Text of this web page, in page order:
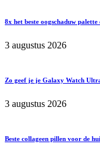
8x het beste oogschaduw palette
3 augustus 2026
Zo geef je je Galaxy Watch
3 augustus 2026
Beste collageen pillen voor de